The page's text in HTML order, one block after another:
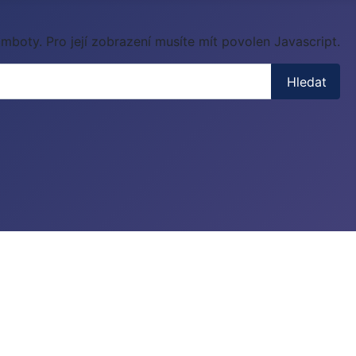
Pro její zobrazení musíte mít povolen Javascript.
Hledat